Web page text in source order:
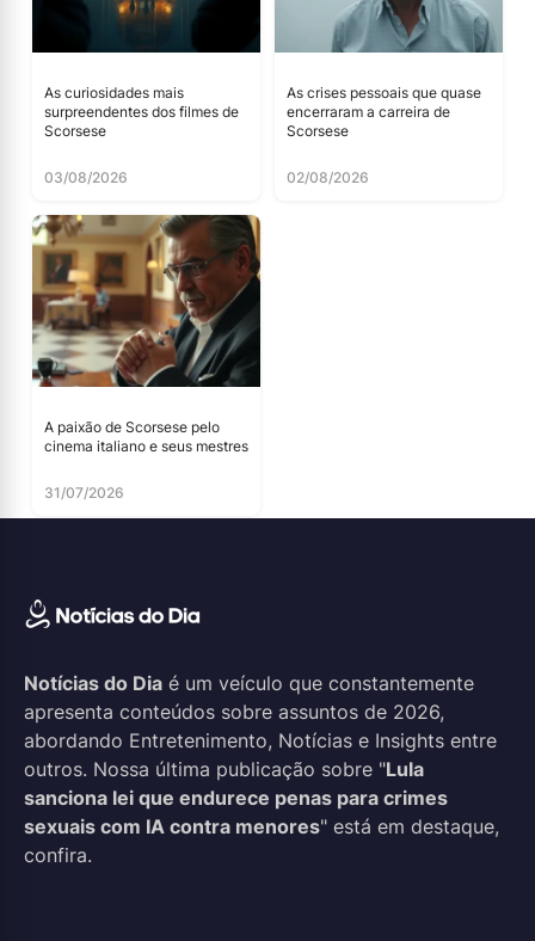
As curiosidades mais
surpreendentes dos filmes de
Scorsese
03/08/2026
As crises pessoais que quase
encerraram a carreira de
Scorsese
02/08/2026
A paixão de Scorsese pelo
cinema italiano e seus mestres
31/07/2026
Notícias do Dia é um veículo que constantemente
apresenta conteúdos sobre assuntos de 2026,
abordando Entretenimento, Notícias e Insights entre
outros. Nossa última publicação sobre "Lula
sanciona lei que endurece penas para crimes
sexuais com IA contra menores" está em destaque,
confira.